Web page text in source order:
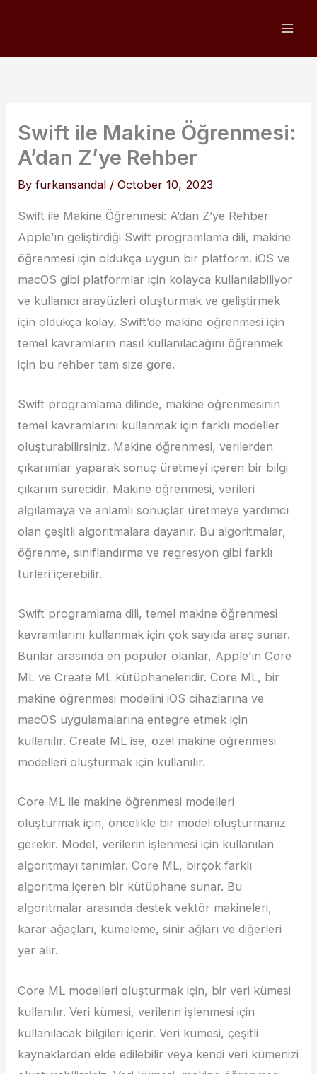
Swift ile Makine Öğrenmesi:
A’dan Z’ye Rehber
Byfurkansandal /October 10, 2023
Swift ile Makine Öğrenmesi: A’dan Z’ye Rehber
Apple’ın geliştirdiği Swift programlama dili, makine
öğrenmesi için oldukça uygun bir platform. iOS ve
macOS gibi platformlar için kolayca kullanılabiliyor
ve kullanıcı arayüzleri oluşturmak ve geliştirmek
için oldukça kolay. Swift’de makine öğrenmesi için
temel kavramların nasıl kullanılacağını öğrenmek
için bu rehber tam size göre.
Swift programlama dilinde, makine öğrenmesinin
temel kavramlarını kullanmak için farklı modeller
oluşturabilirsiniz. Makine öğrenmesi, verilerden
çıkarımlar yaparak sonuç üretmeyi içeren bir bilgi
çıkarım sürecidir. Makine öğrenmesi, verileri
algılamaya ve anlamlı sonuçlar üretmeye yardımcı
olan çeşitli algoritmalara dayanır. Bu algoritmalar,
öğrenme, sınıflandırma ve regresyon gibi farklı
türleri içerebilir.
Swift programlama dili, temel makine öğrenmesi
kavramlarını kullanmak için çok sayıda araç sunar.
Bunlar arasında en popüler olanlar, Apple’ın Core
ML ve Create ML kütüphaneleridir. Core ML, bir
makine öğrenmesi modelini iOS cihazlarına ve
macOS uygulamalarına entegre etmek için
kullanılır. Create ML ise, özel makine öğrenmesi
modelleri oluşturmak için kullanılır.
Core ML ile makine öğrenmesi modelleri
oluşturmak için, öncelikle bir model oluşturmanız
gerekir. Model, verilerin işlenmesi için kullanılan
algoritmayı tanımlar. Core ML, birçok farklı
algoritma içeren bir kütüphane sunar. Bu
algoritmalar arasında destek vektör makineleri,
karar ağaçları, kümeleme, sinir ağları ve diğerleri
yer alır.
Core ML modelleri oluşturmak için, bir veri kümesi
kullanılır. Veri kümesi, verilerin işlenmesi için
kullanılacak bilgileri içerir. Veri kümesi, çeşitli
kaynaklardan elde edilebilir veya kendi veri kümenizi